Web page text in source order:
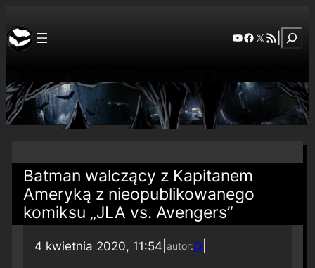
YouTube
Facebook
X RSS Feed
Batman walczący z Kapitanem
Ameryką z nieopublikowanego
komiksu „JLA vs. Avengers”
4 kwietnia 2020, 11:54 autor:Q